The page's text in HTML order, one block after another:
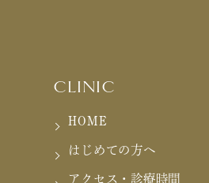
CLINIC
HOME
はじめての方へ
アクセス・診療時間